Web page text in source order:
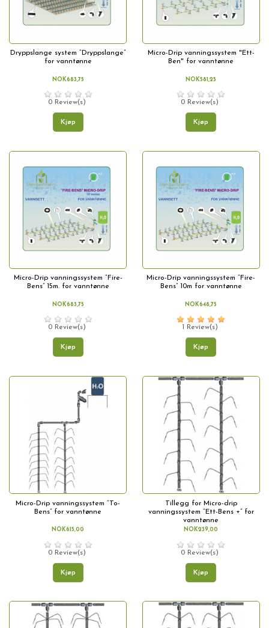
Dryppslange system “Dryppslange”
for vanntønne
NOK683,75
0 Review(s)
Kjøp
Micro-Drip vanningssystem "Ett-
Ben" for vanntønne
NOK581,25
0 Review(s)
Kjøp
Micro-Drip vanningssystem “Fire-
Bens” 15m. for vanntønne
NOK683,75
0 Review(s)
Kjøp
Micro-Drip vanningssystem “Fire-
Bens” 10m for vanntønne
NOK648,75
1 Review(s)
Kjøp
Micro-Drip vanningssystem “To-
Bens” for vanntønne
NOK615,00
0 Review(s)
Kjøp
Tillegg for Micro-drip
vanningssystem “Ett-Bens +” for
vanntønne
NOK239,00
0 Review(s)
Kjøp